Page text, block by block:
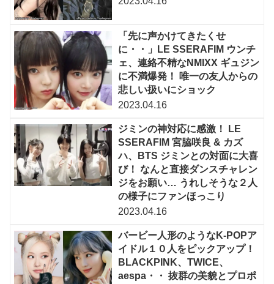
「先に声かけてきたくせ
に・・」LE SSERAFIM ウンチ
ェ、連絡不精なNMIXX ギュジン
に不満爆発！ 唯一の友人からの
悲しい扱いにショック
2023.04.16
ジミンの神対応に感激！ LE
SSERAFIM 宮脇咲良 & カズ
ハ、BTS ジミンとの対面に大喜
び！ なんと直接ダンスチャレン
ジをお願い… うれしそうな２人
の様子にファンほっこり
2023.04.16
バービー人形のようなK-POPア
イドル１０人をピックアップ！
BLACKPINK、TWICE、
aespa・・ 抜群の美貌とプロポ